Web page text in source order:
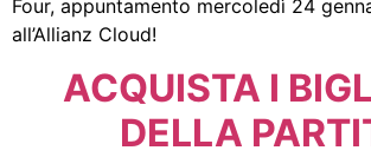
Four, appuntamento mercoledì 24
all’Allianz Cloud!
ACQUISTA I
DELLA